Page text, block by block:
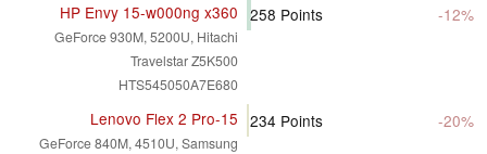
HP Envy 15-w000ng x360
GeForce 930M, 5200U, Hitachi
Travelstar Z5K500
HTS545050A7E680
258 Points -12%
Lenovo Flex 2 Pro-15
GeForce 840M, 4510U, Samsung
234 Points -20%